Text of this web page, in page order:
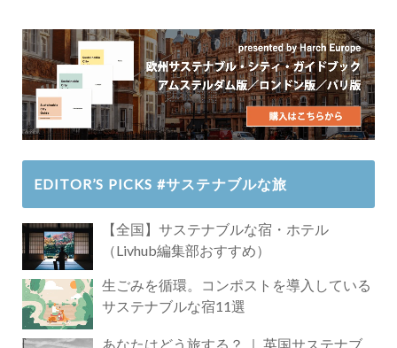
EDITOR’S PICKS #サステナブルな旅
【全国】サステナブルな宿・ホテル
（Livhub編集部おすすめ）
生ごみを循環。コンポストを導入している
サステナブルな宿11選
あなたはどう旅する？ ｜ 英国サステナブ